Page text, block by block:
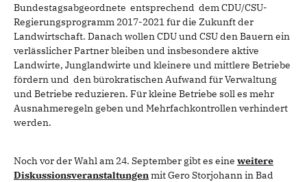
Bundestagsabgeordnete entsprechend dem CDU/CSU-
Regierungsprogramm 2017-2021 für die Zukunft der
Landwirtschaft. Danach wollen CDU und CSU den Bauern ein
verlässlicher Partner bleiben und insbesondere aktive
Landwirte, Junglandwirte und kleinere und mittlere Betriebe
fördern und den bürokratischen Aufwand für Verwaltung
und Betriebe reduzieren. Für kleine Betriebe soll es mehr
Ausnahmeregeln geben und Mehrfachkontrollen verhindert
werden.
Noch vor der Wahl am 24. September gibt es eine weitere
Diskussionsveranstaltungenmit Gero Storjohann in Bad